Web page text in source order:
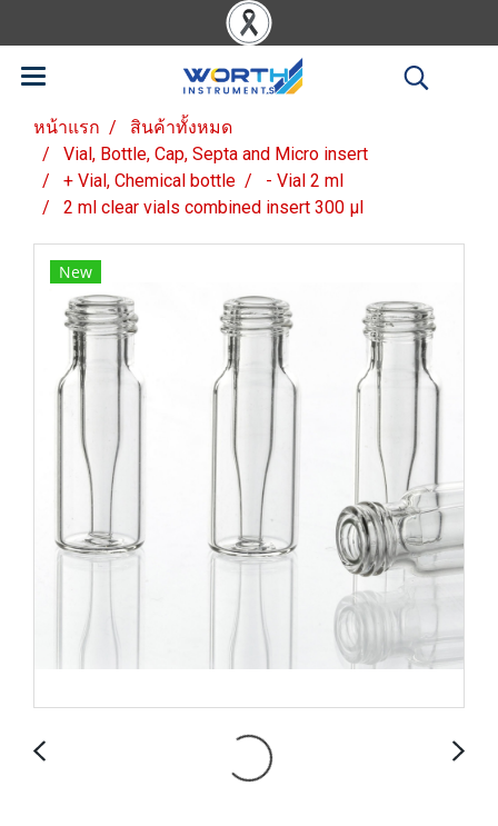
หน้าแรก
สินค้าทั้งหมด
Vial, Bottle, Cap, Septa and Micro insert
+ Vial, Chemical bottle
- Vial 2 ml
2 ml clear vials combined insert 300 µl
New